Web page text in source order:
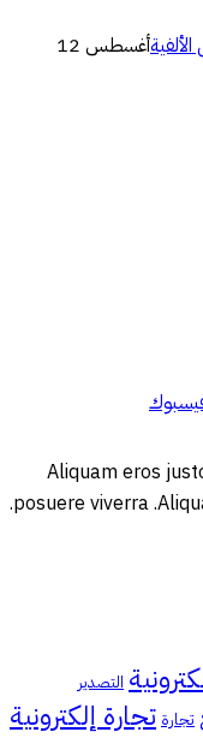
أغسطس 12
Aliquam eros
posuere viverra
التصدير
تجارة تجارة إلكترونية